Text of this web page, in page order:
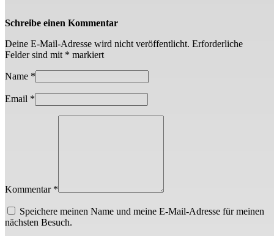
Schreibe einen Kommentar
Deine E-Mail-Adresse wird nicht veröffentlicht. Erforderliche
Felder sind mit * markiert
Name *
Email *
Kommentar *
Speichere meinen Name und meine E-Mail-Adresse für meinen
nächsten Besuch.